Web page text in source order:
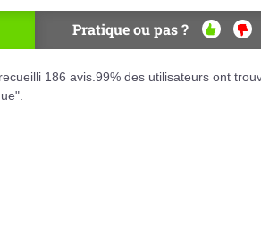
Pratique ou pas ?
OUI NON
186 avis. 99% des utilisateurs ont